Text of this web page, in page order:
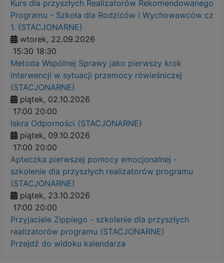
Kurs dla przyszłych Realizatorów Rekomendowanego
Programu - Szkoła dla Rodziców i Wychowawców cz
1. (STACJONARNE)
wtorek, 22.09.2026
15:30 18:30
Metoda Wspólnej Sprawy jako pierwszy krok
interwencji w sytuacji przemocy rówieśniczej
(STACJONARNE)
piątek, 02.10.2026
17:00 20:00
Iskra Odporności (STACJONARNE)
piątek, 09.10.2026
17:00 20:00
Apteczka pierwszej pomocy emocjonalnej -
szkolenie dla przyszłych realizatorów programu
(STACJONARNE)
piątek, 23.10.2026
17:00 20:00
Przyjaciele Zippiego - szkolenie dla przyszłych
realizatorów programu (STACJONARNE)
Przejdź do widoku kalendarza